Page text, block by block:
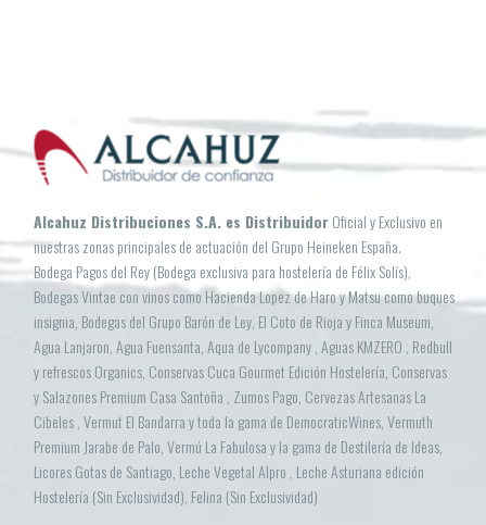
Alcahuz Distribuciones S.A. es DistribuidorOficial y Exclusivo en
nuestras zonas principales de actuación del Grupo Heineken España.
Bodega Pagos del Rey (Bodega exclusiva para hostelería de Félix Solís),
Bodegas Vintae con vinos como Hacienda Lopez de Haro y Matsu como buques
insignia, Bodegas del Grupo Barón de Ley, El Coto de Rioja y Finca Museum,
Agua Lanjaron, Agua Fuensanta, Aqua de Lycompany , Aguas KMZERO , Redbull
y refrescos Organics, Conservas Cuca Gourmet Edición Hostelería, Conservas
y Salazones Premium Casa Santoña , Zumos Pago, Cervezas Artesanas La
Cibeles , Vermut El Bandarra y toda la gama de DemocraticWines, Vermuth
Premium Jarabe de Palo, Vermú La Fabulosa y la gama de Destilería de Ideas,
Licores Gotas de Santiago, Leche Vegetal Alpro , Leche Asturiana edición
Hostelería (Sin Exclusividad), Felina (Sin Exclusividad)